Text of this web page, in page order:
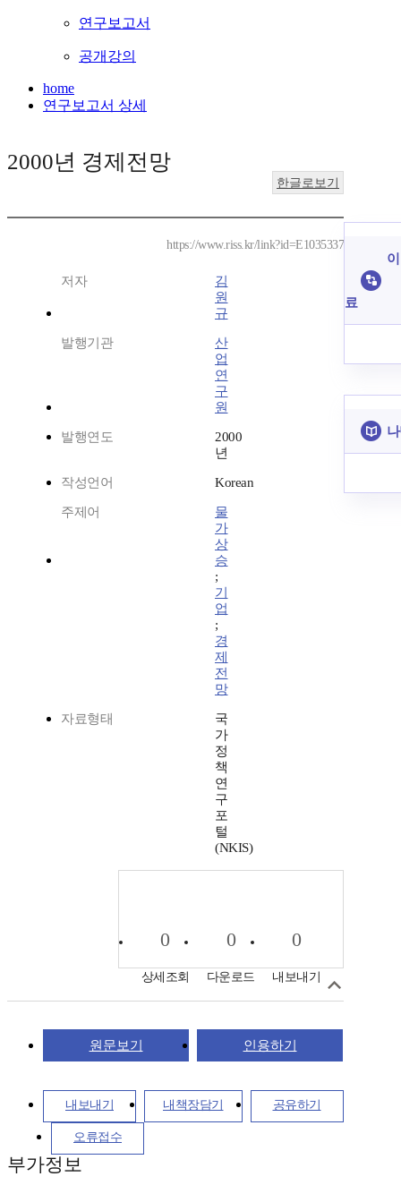
연구보고서
공개강의
home
연구보고서 상세
2000년 경제전망
한글로보기
https://www.riss.kr/link?id=E1035337
저자
김
원
규
발행기관
산
업
연
구
원
발행연도
2000
년
작성언어 Korean
주제어
물
가
상
승
;
기
업
;
경
제
전
망
자료형태
국
가
정
책
연
구
포
털
(NKIS)
0
상세조회
0
다운로드
0
내보내기
원문보기 인용하기
내보내기 내책장담기 공유하기
오류접수
부가정보
료